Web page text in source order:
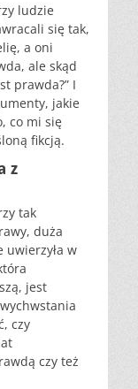
ludzie
się tak,
a oni
ale skąd
prawda?” I
jakie
co mi się
fikcją.
z
tak
duża
uwierzyła w
jest
czy
czy też